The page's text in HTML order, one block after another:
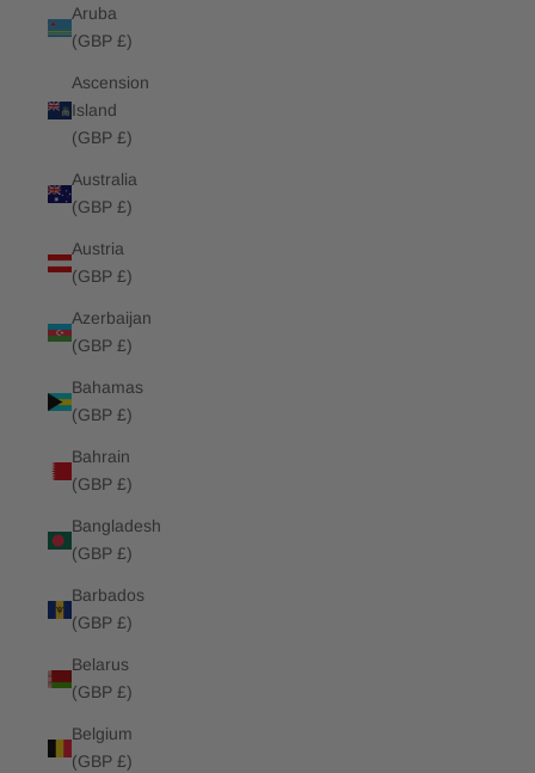
Aruba
(GBP £)
Ascension
Island
(GBP £)
Australia
(GBP £)
Austria
(GBP £)
Azerbaijan
(GBP £)
Bahamas
(GBP £)
Bahrain
(GBP £)
Bangladesh
(GBP £)
Barbados
(GBP £)
Belarus
(GBP £)
Belgium
(GBP £)